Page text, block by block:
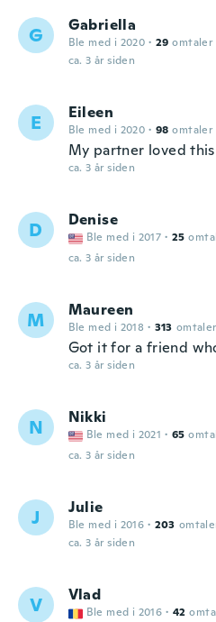
G Gabriella
Ble med i 2020 · 29 omtaler
ca. 3 år siden
E Eileen
Ble med i 2020 · 98 omtaler
My partner loved this
ca. 3 år siden
D Denise
Ble med i 2017 · 25
ca. 3 år siden
M Maureen
Ble med i 2018 · 313 omtaler
Got it for a friend
ca. 3 år siden
N Nikki
Ble med i 2021 · 65
ca. 3 år siden
J Julie
Ble med i 2016 · 203
ca. 3 år siden
V Vlad
Ble med i 2016 · 42